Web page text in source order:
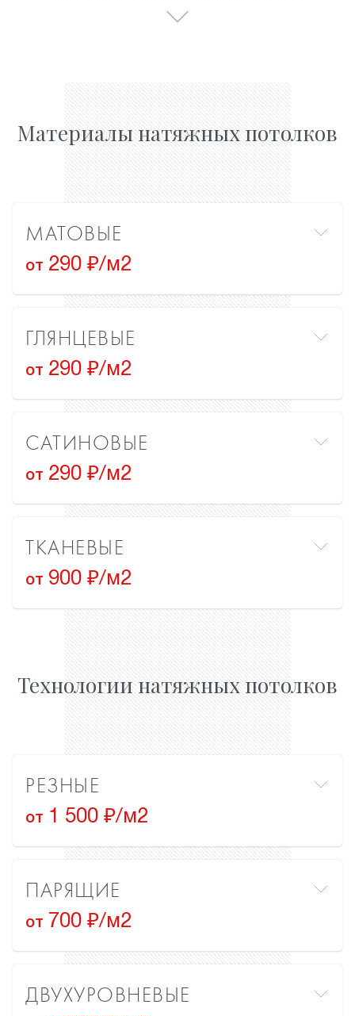
Материалы натяжных потолков
МАТОВЫЕ
от 290 ₽/м2
ГЛЯНЦЕВЫЕ
от 290 ₽/м2
САТИНОВЫЕ
от 290 ₽/м2
ТКАНЕВЫЕ
от 900 ₽/м2
Технологии натяжных потолков
РЕЗНЫЕ
от 1 500 ₽/м2
ПАРЯЩИЕ
от 700 ₽/м2
ДВУХУРОВНЕВЫЕ